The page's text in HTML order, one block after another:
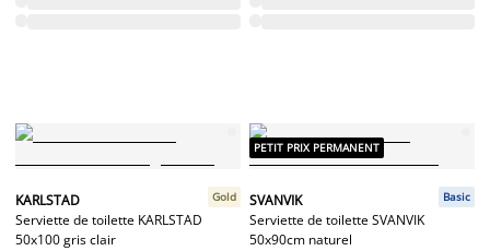
KARLSTAD
Serviette de toilette KARLSTAD
50x100 gris clair
Gold
PETIT PRIX PERMANENT
SVANVIK
Serviette de toilette SVANVIK
50x90cm naturel
Basic